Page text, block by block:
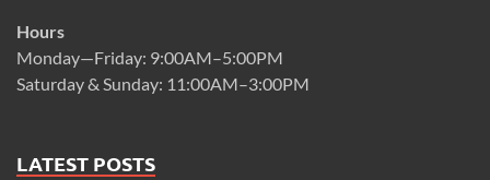
Hours
Monday—Friday: 9:00AM–5:00PM
Saturday & Sunday: 11:00AM–3:00PM
LATEST POSTS